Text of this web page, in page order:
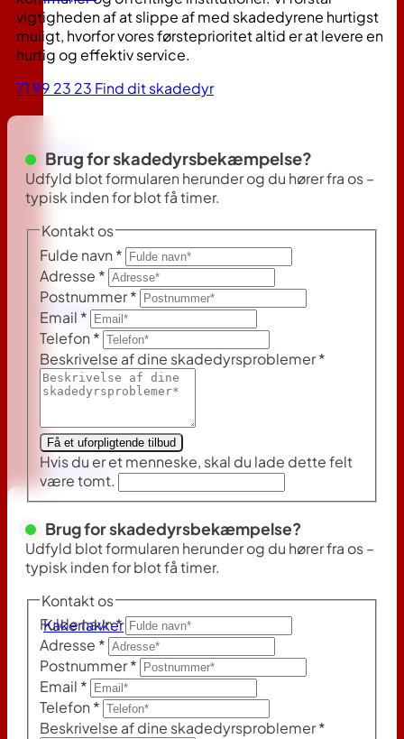
Myrer
Skægkræ
Væggelus
Kakerlakker
vigtigheden af at slippe af med skadedyrene hurtigst
muligt, hvorfor vores førsteprioritet altid er at levere en
hurtig og effektiv service.
71 99 23 23 Find dit skadedyr
Brug for skadedyrsbekæmpelse?
Udfyld blot formularen herunder og du hører fra os –
typisk inden for blot få timer.
Kontakt os
Fulde navn *
Adresse *
Postnummer*
Email *
Telefon *
Beskrivelse af dine skadedyrsproblemer*
Få et uforpligtende tilbud
Hvis du er et menneske, skal du lade dette felt
være tomt.
Brug for skadedyrsbekæmpelse?
Udfyld blot formularen herunder og du hører fra os –
typisk inden for blot få timer.
Kontakt os
Fulde navn*
Adresse *
Postnummer*
Email *
Telefon *
Beskrivelse af dine skadedyrsproblemer*